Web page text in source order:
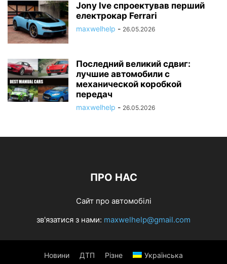
Jony Ive спроектував перший
електрокар Ferrari
maxwelhelp - 26.05.2026
Последний великий сдвиг:
лучшие автомобили с
механической коробкой
передач
maxwelhelp - 26.05.2026
ПРО НАС
Сайт про автомобілі
зв'язатися з нами: maxwelhelp@gmail.com
Новини ДТП Різне Українська